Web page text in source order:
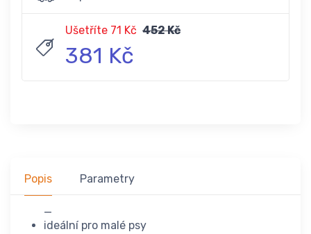
Ušetříte 71 Kč 452 Kč
381 Kč
Popis Parametry
_
ideální pro malé psy